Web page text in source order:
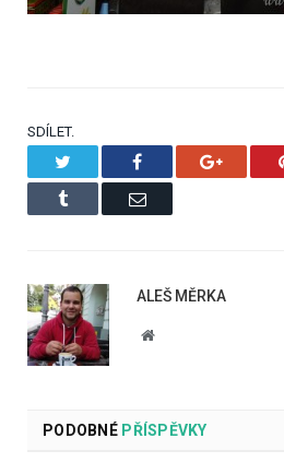
SDÍLET.
Facebook Google+
Tumblr Email
ALEŠ MĚRKA
Website
PODOBNÉPŘÍSPĚVKY